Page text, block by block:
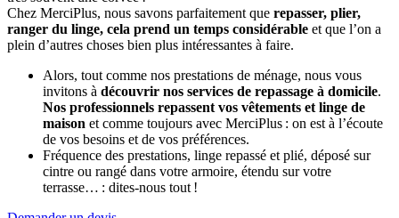
Chez MerciPlus, nous savons parfaitement que repasser, plier,
ranger du linge, cela prend un temps considérable et que l’on a
plein d’autres choses bien plus intéressantes à faire.
Alors, tout comme nos prestations de ménage, nous vous
invitons à découvrir nos services de repassage à domicile.
Nos professionnels repassent vos vêtements et linge de
maison et comme toujours avec MerciPlus : on est à l’écoute
de vos besoins et de vos préférences.
Fréquence des prestations, linge repassé et plié, déposé sur
cintre ou rangé dans votre armoire, étendu sur votre
terrasse… : dites-nous tout !